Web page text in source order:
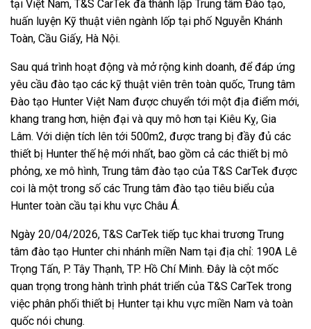
tại Việt Nam, T&S CarTek đã thành lập Trung tâm Đào tạo,
huấn luyện Kỹ thuật viên ngành lốp tại phố Nguyễn Khánh
Toàn, Cầu Giấy, Hà Nội.
Sau quá trình hoạt động và mở rộng kinh doanh, để đáp ứng
yêu cầu đào tạo các kỹ thuật viên trên toàn quốc, Trung tâm
Đào tạo Hunter Việt Nam được chuyển tới một địa điểm mới,
khang trang hơn, hiện đại và quy mô hơn tại Kiêu Kỵ, Gia
Lâm. Với diện tích lên tới 500m2, được trang bị đầy đủ các
thiết bị Hunter thế hệ mới nhất, bao gồm cả các thiết bị mô
phỏng, xe mô hình, Trung tâm đào tạo của T&S CarTek được
coi là một trong số các Trung tâm đào tạo tiêu biểu của
Hunter toàn cầu tại khu vực Châu Á.
Ngày 20/04/2026, T&S CarTek tiếp tục khai trương Trung
tâm đào tạo Hunter chi nhánh miền Nam tại địa chỉ: 190A Lê
Trọng Tấn, P. Tây Thạnh, TP. Hồ Chí Minh. Đây là cột mốc
quan trọng trong hành trình phát triển của T&S CarTek trong
việc phân phối thiết bị Hunter tại khu vực miền Nam và toàn
quốc nói chung.